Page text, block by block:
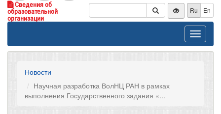
Сведения об
образовательной
организации
Ru En
Toggle
Новости
Научная разработка ВолНЦ РАН в рамках
выполнения Государственного задания «...